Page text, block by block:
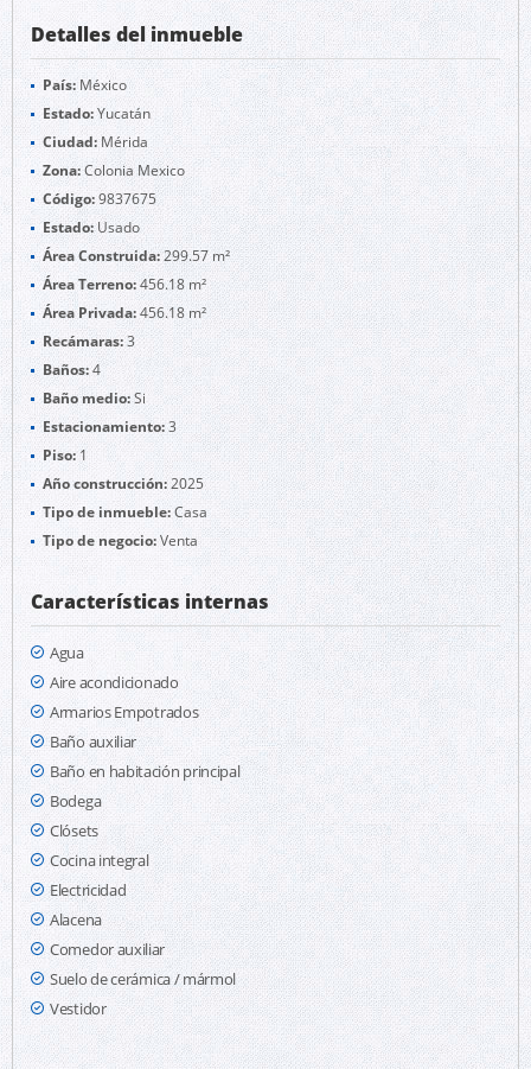
Detalles del inmueble
País: México
Estado:Yucatán
Ciudad: Mérida
Zona:Colonia Mexico
Código:9837675
Estado:Usado
Área Construida:299.57 m²
Área Terreno:456.18 m²
Área Privada:456.18 m²
Recámaras:3
Baños:4
Baño medio:Si
Estacionamiento:3
Piso: 1
Año construcción:2025
Tipo de inmueble:Casa
Tipo de negocio:Venta
Características internas
Agua
Aire acondicionado
Armarios Empotrados
Baño auxiliar
Baño en habitación principal
Bodega
Clósets
Cocina integral
Electricidad
Alacena
Comedor auxiliar
Suelo de cerámica / mármol
Vestidor